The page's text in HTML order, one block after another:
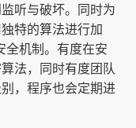
听与破坏。同时为
特的算法进行加
全机制。有度在安
法，同时有度团队
，程序也会定期进